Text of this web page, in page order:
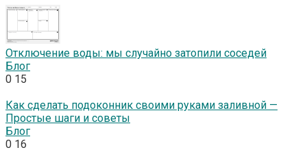
Отключение воды: мы случайно затопили соседей
Блог
0 15
Как сделать подоконник своими руками заливной —
Простые шаги и советы
Блог
0 16